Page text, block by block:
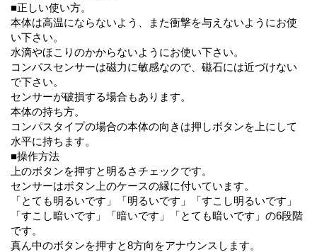
■正しい使い方。
本体は高温にならないよう、また衝撃を与えないようにお使
い下さい。
水滴やほこりのかからないようにお使い下さい。
コンパスセンサーは磁力に敏感なので、磁石には近づけない
で下さい。
センサーが破損する場合もあります。
本体の持ち方。
コンパスタイプの場合の本体の向きは押しボタンを上にして
水平に持ちます。
■操作方法
上のボタンを押すと明るさチェックです。
センサーはボタン上のケースの縁に付いています。
「とても明るいです」「明るいです」「すこし明るいです」
「すこし暗いです」「暗いです」「とても暗いです」の6段階
です。
真ん中のボタンを押すと8方向をアナウンスします。